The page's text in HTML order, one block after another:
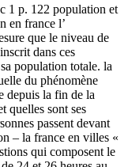
1 p. 122 population et
en france l’
que le niveau de
dans ces
population totale. la
du phénomène
depuis la fin de la
quelles sont ses
passent devant
– la france en villes «
qui composent le